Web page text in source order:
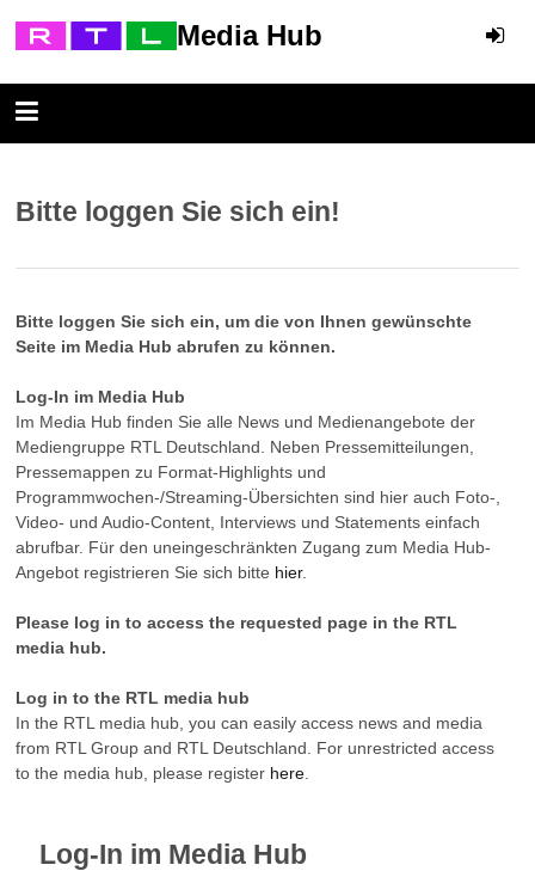
Media Hub
Bitte loggen Sie sich ein!
Bitte loggen Sie sich ein, um die von Ihnen gewünschte
Seite im Media Hub abrufen zu können.
Log-In im Media Hub
Im Media Hub finden Sie alle News und Medienangebote der
Mediengruppe RTL Deutschland. Neben Pressemitteilungen,
Pressemappen zu Format-Highlights und
Programmwochen-/Streaming-Übersichten sind hier auch Foto-,
Video- und Audio-Content, Interviews und Statements einfach
abrufbar. Für den uneingeschränkten Zugang zum Media Hub-
Angebot registrieren Sie sich bitte hier.
Please log in to access the requested page in the RTL
media hub.
Log in to the RTL media hub
In the RTL media hub, you can easily access news and media
from RTL Group and RTL Deutschland. For unrestricted access
to the media hub, please register here
Log-In im Media Hub